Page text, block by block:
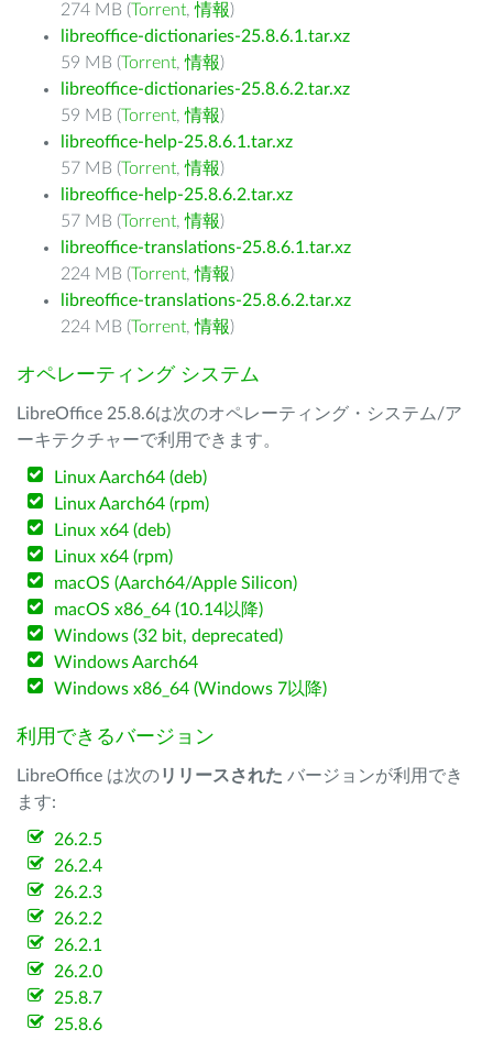
274 MB (Torrent,情報)
libreoffice-dictionaries-25.8.6.1.tar.xz
59 MB (Torrent,情報)
libreoffice-dictionaries-25.8.6.2.tar.xz
59 MB (Torrent,情報)
libreoffice-help-25.8.6.1.tar.xz
57 MB (Torrent,情報)
libreoffice-help-25.8.6.2.tar.xz
57 MB (Torrent,情報)
libreoffice-translations-25.8.6.1.tar.xz
224 MB (Torrent,情報)
libreoffice-translations-25.8.6.2.tar.xz
224 MB (Torrent,情報)
オペレーティング システム
LibreOffice 25.8.6は次のオペレーティング・システム/ア
ーキテクチャーで利用できます。
Linux Aarch64 (deb)
Linux Aarch64 (rpm)
Linux x64 (deb)
Linux x64 (rpm)
macOS (Aarch64/Apple Silicon)
macOS x86_64 (10.14以降)
Windows (32 bit, deprecated)
Windows Aarch64
Windows x86_64 (Windows 7以降)
利用できるバージョン
LibreOffice は次のリリースされた バージョンが利用でき
ます:
26.2.5
26.2.4
26.2.3
26.2.2
26.2.1
26.2.0
25.8.7
25.8.6